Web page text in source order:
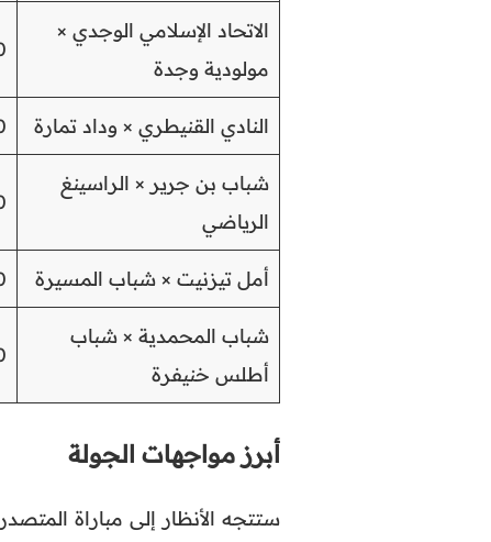
الاتحاد الإسلامي الوجدي ×
مولودية وجدة
النادي القنيطري × وداد تمارة
شباب بن جرير × الراسينغ
الرياضي
أمل تيزنيت × شباب المسيرة
شباب المحمدية × شباب
أطلس خنيفرة
أبرز مواجهات الجولة
ستتجه الأنظار إلى مباراة